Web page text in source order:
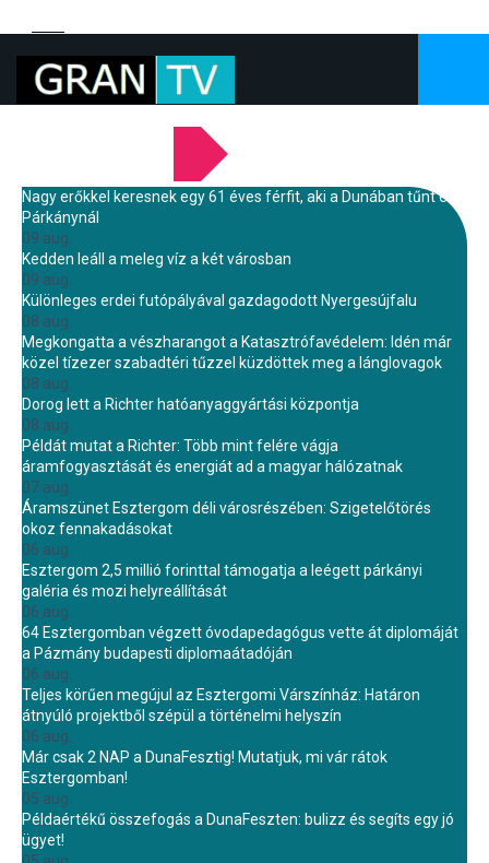
Nagy erőkkel keresnek egy 61 éves férfit, aki a Dunában tűnt el
Párkánynál
09 aug.
Kedden leáll a meleg víz a két városban
09 aug.
Különleges erdei futópályával gazdagodott Nyergesújfalu
08 aug.
Megkongatta a vészharangot a Katasztrófavédelem: Idén már
közel tízezer szabadtéri tűzzel küzdöttek meg a lánglovagok
08 aug.
Dorog lett a Richter hatóanyaggyártási központja
08 aug.
Példát mutat a Richter: Több mint felére vágja
áramfogyasztását és energiát ad a magyar hálózatnak
07 aug.
Áramszünet Esztergom déli városrészében: Szigetelőtörés
okoz fennakadásokat
06 aug.
Esztergom 2,5 millió forinttal támogatja a leégett párkányi
galéria és mozi helyreállítását
06 aug.
64 Esztergomban végzett óvodapedagógus vette át diplomáját
a Pázmány budapesti diplomaátadóján
06 aug.
Teljes körűen megújul az Esztergomi Várszínház: Határon
átnyúló projektből szépül a történelmi helyszín
06 aug.
Már csak 2 NAP a DunaFesztig! Mutatjuk, mi vár rátok
Esztergomban!
05 aug.
Példaértékű összefogás a DunaFeszten: bulizz és segíts egy jó
ügyet!